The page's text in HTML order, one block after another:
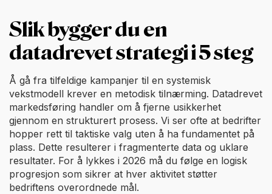
Slik bygger du en
datadrevet strategi i 5 steg
Å gå fra tilfeldige kampanjer til en systemisk
vekstmodell krever en metodisk tilnærming. Datadrevet
markedsføring handler om å fjerne usikkerhet
gjennom en strukturert prosess. Vi ser ofte at bedrifter
hopper rett til taktiske valg uten å ha fundamentet på
plass. Dette resulterer i fragmenterte data og uklare
resultater. For å lykkes i 2026 må du følge en logisk
progresjon som sikrer at hver aktivitet støtter
bedriftens overordnede mål.